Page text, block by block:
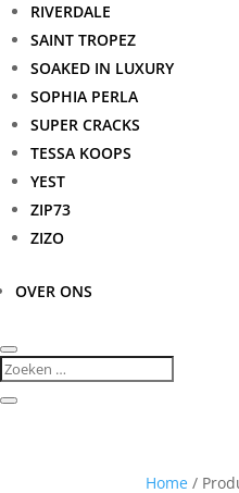
RIVERDALE
SAINT TROPEZ
SOAKED IN LUXURY
SOPHIA PERLA
SUPER CRACKS
TESSA KOOPS
YEST
ZIP73
ZIZO
OVER ONS
Home /